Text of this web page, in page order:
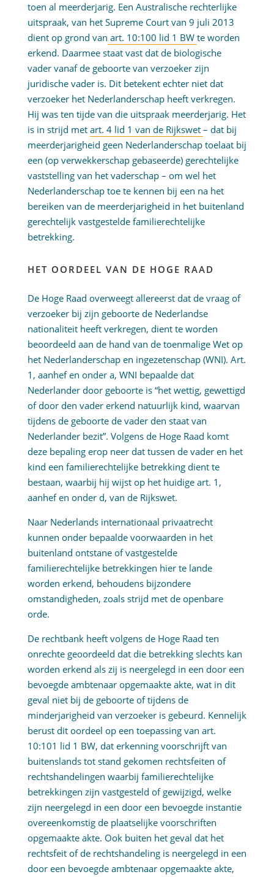
toen al meerderjarig. Een Australische rechterlijke
uitspraak, van het Supreme Court van 9 juli 2013
dient op grond van art. 10:100 lid 1 BW te worden
erkend. Daarmee staat vast dat de biologische
vader vanaf de geboorte van verzoeker zijn
juridische vader is. Dit betekent echter niet dat
verzoeker het Nederlanderschap heeft verkregen.
Hij was ten tijde van die uitspraak meerderjarig. Het
is in strijd met art. 4 lid 1 van de Rijkswet – dat bij
meerderjarigheid geen Nederlanderschap toelaat bij
een (op verwekkerschap gebaseerde) gerechtelijke
vaststelling van het vaderschap – om wel het
Nederlanderschap toe te kennen bij een na het
bereiken van de meerderjarigheid in het buitenland
gerechtelijk vastgestelde familierechtelijke
betrekking.
HET OORDEEL VAN DE HOGE RAAD
De Hoge Raad overweegt allereerst dat de vraag of
verzoeker bij zijn geboorte de Nederlandse
nationaliteit heeft verkregen, dient te worden
beoordeeld aan de hand van de toenmalige Wet op
het Nederlanderschap en ingezetenschap (WNI). Art.
1, aanhef en onder a, WNI bepaalde dat
Nederlander door geboorte is “het wettig, gewettigd
of door den vader erkend natuurlijk kind, waarvan
tijdens de geboorte de vader den staat van
Nederlander bezit”. Volgens de Hoge Raad komt
deze bepaling erop neer dat tussen de vader en het
kind een familierechtelijke betrekking dient te
bestaan, waarbij hij wijst op het huidige art. 1,
aanhef en onder d, van de Rijkswet.
Naar Nederlands internationaal privaatrecht
kunnen onder bepaalde voorwaarden in het
buitenland ontstane of vastgestelde
familierechtelijke betrekkingen hier te lande
worden erkend, behoudens bijzondere
omstandigheden, zoals strijd met de openbare
orde.
De rechtbank heeft volgens de Hoge Raad ten
onrechte geoordeeld dat die betrekking slechts kan
worden erkend als zij is neergelegd in een door een
bevoegde ambtenaar opgemaakte akte, wat in dit
geval niet bij de geboorte of tijdens de
minderjarigheid van verzoeker is gebeurd. Kennelijk
berust dit oordeel op een toepassing van art.
10:101 lid 1 BW, dat erkenning voorschrijft van
buitenslands tot stand gekomen rechtsfeiten of
rechtshandelingen waarbij familierechtelijke
betrekkingen zijn vastgesteld of gewijzigd, welke
zijn neergelegd in een door een bevoegde instantie
overeenkomstig de plaatselijke voorschriften
opgemaakte akte. Ook buiten het geval dat het
rechtsfeit of de rechtshandeling is neergelegd in een
door een bevoegde ambtenaar opgemaakte akte,